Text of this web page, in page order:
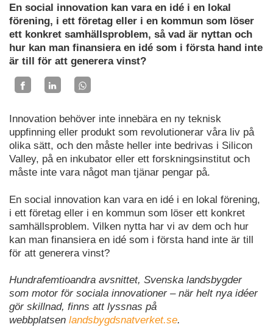
En social innovation kan vara en idé i en lokal
förening, i ett företag eller i en kommun som löser
ett konkret samhällsproblem, så vad är nyttan och
hur kan man finansiera en idé som i första hand inte
är till för att generera vinst?
Innovation behöver inte innebära en ny teknisk
uppfinning eller produkt som revolutionerar våra liv på
olika sätt, och den måste heller inte bedrivas i Silicon
Valley, på en inkubator eller ett forskningsinstitut och
måste inte vara något man tjänar pengar på.
En social innovation kan vara en idé i en lokal förening,
i ett företag eller i en kommun som löser ett konkret
samhällsproblem. Vilken nytta har vi av dem och hur
kan man finansiera en idé som i första hand inte är till
för att generera vinst?
Hundrafemtioandra avsnittet, Svenska landsbygder
som motor för sociala innovationer – när helt nya idéer
gör skillnad, finns att lyssnas på
webbplatsen landsbygdsnatverket.se.